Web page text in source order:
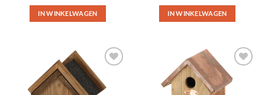
IN WINKELWAGEN IN WINKELWAGEN
Toevoegen
aan
favorieten
Toevoegen
aan
favorieten